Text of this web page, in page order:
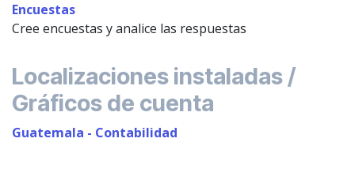
Encuestas
Cree encuestas y analice las respuestas
Localizaciones instaladas /
Gráficos de cuenta
Guatemala - Contabilidad